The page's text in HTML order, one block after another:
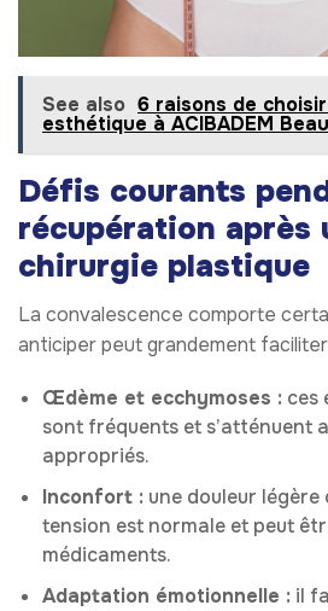
See also 6 raisons de
esthétique à ACIBADEM
Défis courants
récupération après
chirurgie plastique
La convalescence comporte
anticiper peut grandement
Œdème et ecchymoses : ces
sont fréquents et s’atténuent
appropriés.
Inconfort : une douleur
tension est normale et peut
médicaments.
Adaptation émotionnelle : il